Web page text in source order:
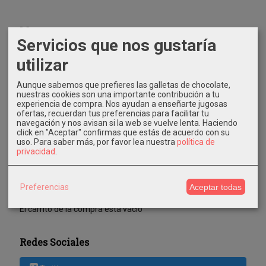
Marcas
Costes de Envío
GRATIS *
Consultar Destinos
Tu Carrito (0)
El carrito de la compra está vacío
Redes Sociales
Servicios que nos gustaría
utilizar
Aunque sabemos que prefieres las galletas de chocolate,
nuestras cookies son una importante contribución a tu
experiencia de compra. Nos ayudan a enseñarte jugosas
ofertas, recuerdan tus preferencias para facilitar tu
navegación y nos avisan si la web se vuelve lenta. Haciendo
click en "Aceptar" confirmas que estás de acuerdo con su
uso. Para saber más, por favor lea nuestra política de
privacidad
Preferencias Aceptar todas